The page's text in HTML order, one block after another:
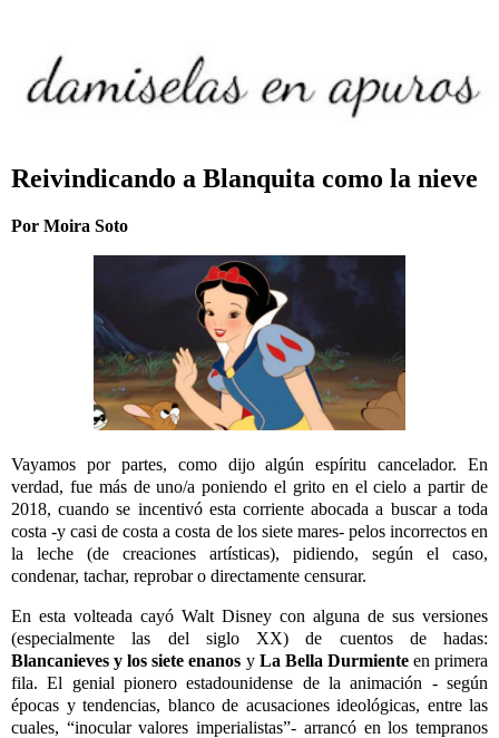
Reivindicando a Blanquita como la nieve
Por Moira Soto
Vayamos por partes, como dijo algún espíritu cancelador. En
verdad, fue más de uno/a poniendo el grito en el cielo a partir de
2018, cuando se incentivó esta corriente abocada a buscar a toda
costa -y casi de costa a costa de los siete mares- pelos incorrectos en
la leche (de creaciones artísticas), pidiendo, según el caso,
condenar, tachar, reprobar o directamente censurar.
En esta volteada cayó Walt Disney con alguna de sus versiones
(especialmente las del siglo XX) de cuentos de hadas:
Blancanieves y los siete enanos y La Bella Durmienteen primera
fila. El genial pionero estadounidense de la animación - según
épocas y tendencias, blanco de acusaciones ideológicas, entre las
cuales, “inocular valores imperialistas”- arrancó en los tempranos